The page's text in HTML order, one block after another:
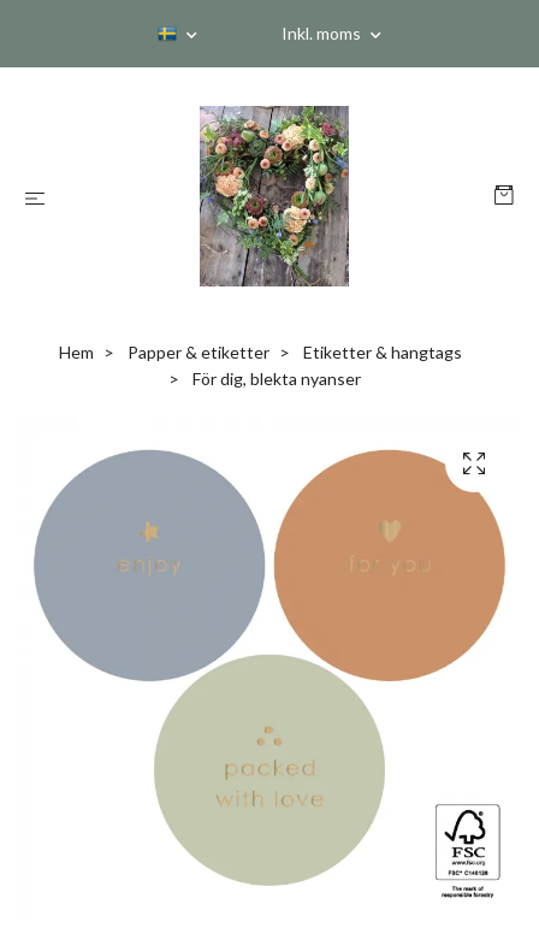
Inkl. moms
Hem Papper & etiketter
Etiketter & hangtags
För dig, blekta nyanser